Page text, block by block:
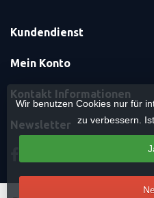
Kundendienst
Mein Konto
Kontakt Informationen
Newsletter
Wir benutzen Cookies nur für
zu verbessern.